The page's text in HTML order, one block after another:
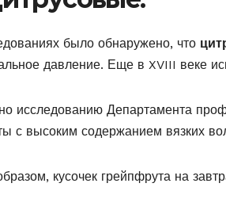
было обнаружено, что
давление. Еще в XVIII веке
исследованию Департамента
с высоким содержанием вязких
кусочек грейпфрута на